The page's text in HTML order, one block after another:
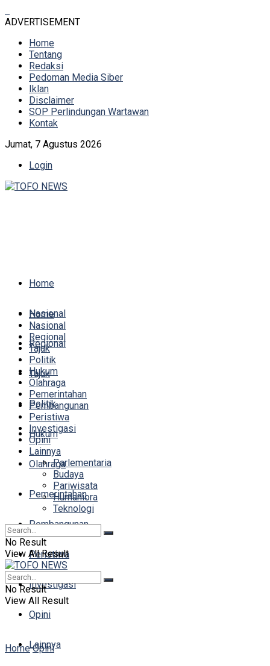
ADVERTISEMENT
Home
Tentang
Redaksi
Pedoman Media Siber
Iklan
Disclaimer
SOP Perlindungan Wartawan
Kontak
Jumat, 7 Agustus 2026
Login
Home
Nasional
Regional
Tajuk
Politik
Hukum
Olahraga
Pemerintahan
Pembangunan
Peristiwa
Investigasi
Opini
Lainnya
Home
Nasional
Regional
Tajuk
Politik
Hukum
Olahraga
Pemerintahan
Pembangunan
Peristiwa
Investigasi
Opini
Lainnya
Parlementaria
Budaya
Pariwisata
Humaniora
Teknologi
No Result
View All Result
No Result
View All Result
Home Opini